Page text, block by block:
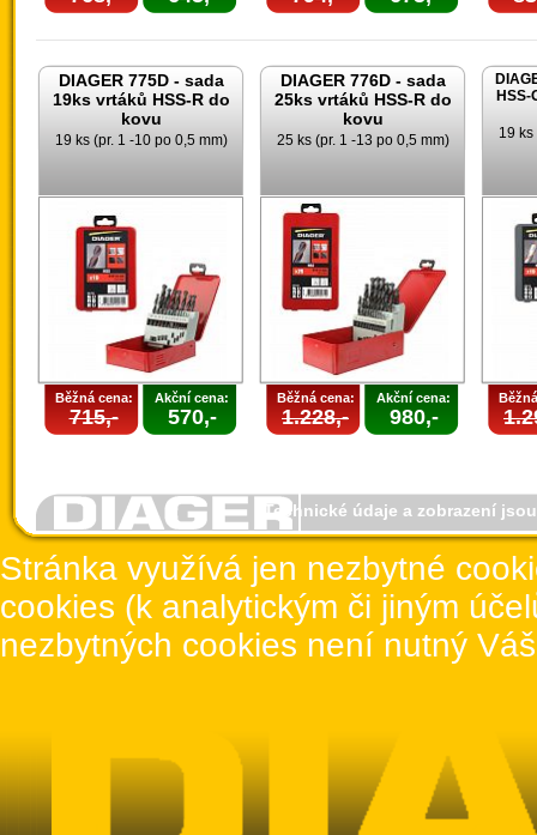
DIAGER 775D - sada
19ks vrtáků HSS-R do
kovu
19 ks (pr. 1 -10 po 0,5 mm)
Běžná cena:
715,-
Akční cena:
570,-
DIAGER 776D - sada
25ks vrtáků HSS-R do
kovu
25 ks (pr. 1 -13 po 0,5 mm)
Běžná cena:
1.228,-
Akční cena:
980,-
19 ks
Technické údaje a zobrazení
Stránka využívá jen nezbytné
cookies (k analytickým či jiným
nezbytných cookies není nutný